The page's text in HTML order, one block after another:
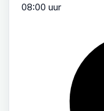
08:00 uur